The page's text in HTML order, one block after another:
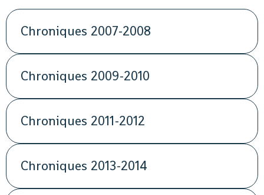
Chroniques 2007-2008
Chroniques 2009-2010
Chroniques 2011-2012
Chroniques 2013-2014